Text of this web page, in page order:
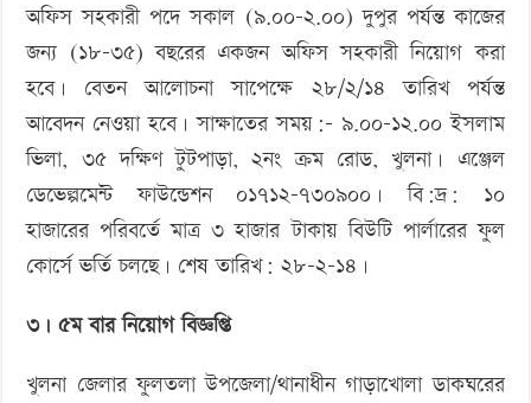
অফিস সহকারী পদে সকাল (৯.০০-২.০০) দুপুর পর্যন্ত কাজের
জন্য (১৮-৩৫) বছরের একজন অফিস সহকারী নিয়োগ করা
হবে। বেতন আলোচনা সাপেক্ষে ২৮/২/১৪ তারিখ পর্যন্ত
আবেদন নেওয়া হবে। সাক্ষাতের সময়:- ৯.০০-১২.০০ ইসলাম
ভিলা, ৩৫ দক্ষিণ টুটপাড়া, ২নং ক্রম রোড, খুলনা। এঞ্জেল
ডেভেল্পমেন্ট ফাউন্ডেশন ০১৭১২-৭৩০৯০০। বি:দ্র: ১০
হাজারের পরিবর্তে মাত্র ৩ হাজার টাকায় বিউটি পার্লারের ফুল
কোর্সে ভর্তি চলছে। শেষ তারিখ: ২৮-২-১৪।
৩। ৫ম বার নিয়োগ বিজ্ঞপ্তি
খুলনা জেলার ফুলতলা উপজেলা/থানাধীন গাড়াখোলা ডাকঘরের